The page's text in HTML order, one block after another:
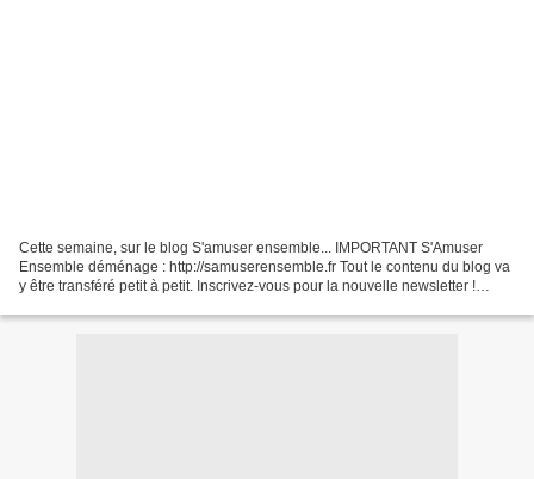
Cette semaine, sur le blog S'amuser ensemble... IMPORTANT S'Amuser
Ensemble déménage : http://samuserensemble.fr Tout le contenu du blog va
y être transféré petit à petit. Inscrivez-vous pour la nouvelle newsletter !